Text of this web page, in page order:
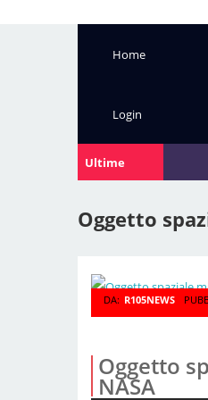
Home
Login
Ultime
Oggetto
DA: R105NEWS
Oggetto
NASA